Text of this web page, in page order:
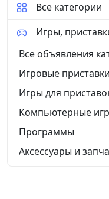
Все категории
Игры,
Все объявления
Игровые приставки
Игры для
Компьютерные
Программы
Аксессуары и